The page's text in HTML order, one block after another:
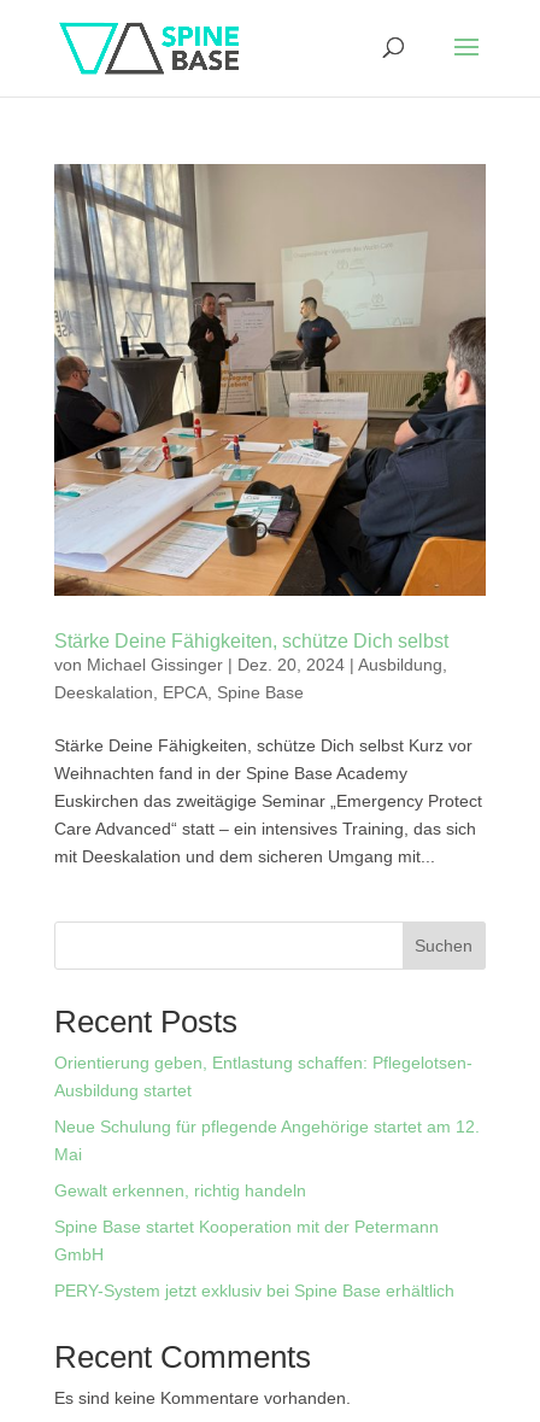
Stärke Deine Fähigkeiten, schütze Dich selbst
von Michael Gissinger| Dez. 20, 2024| Ausbildung,
Deeskalation, EPCA, Spine Base
Stärke Deine Fähigkeiten, schütze Dich selbst Kurz vor
Weihnachten fand in der Spine Base Academy
Euskirchen das zweitägige Seminar „Emergency Protect
Care Advanced“ statt – ein intensives Training, das sich
mit Deeskalation und dem sicheren Umgang mit...
Suchen
Recent Posts
Orientierung geben, Entlastung schaffen: Pflegelotsen-
Ausbildung startet
Neue Schulung für pflegende Angehörige startet am 12.
Mai
Gewalt erkennen, richtig handeln
Spine Base startet Kooperation mit der Petermann
GmbH
PERY-System jetzt exklusiv bei Spine Base erhältlich
Recent Comments
Es sind keine Kommentare vorhanden.